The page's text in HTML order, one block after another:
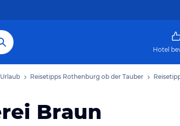
Hotel
Reisetipps Rothenburg ob der Tauber
Braun